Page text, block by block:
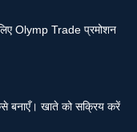
Olymp Trade प्रमोशन
बनाएँ। खाते को सक्रिय करें